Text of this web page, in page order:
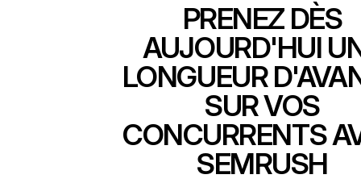
PRENEZ DÈS
AUJOURD'HUI
LONGUEUR
SUR VOS
CONCURRENTS
SEMRUSH